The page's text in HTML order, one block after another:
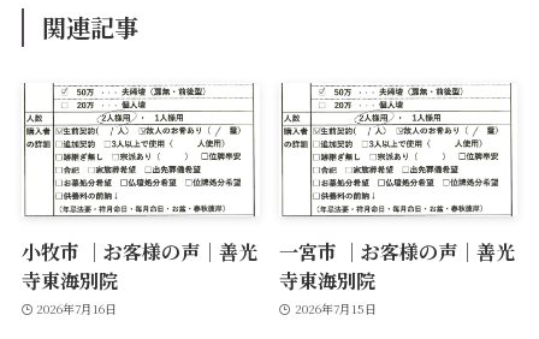
関連記事
小牧市 ｜お客様の声｜善光
寺東海別院
2026年7月16日
一宮市 ｜お客様の声｜善光
寺東海別院
2026年7月15日